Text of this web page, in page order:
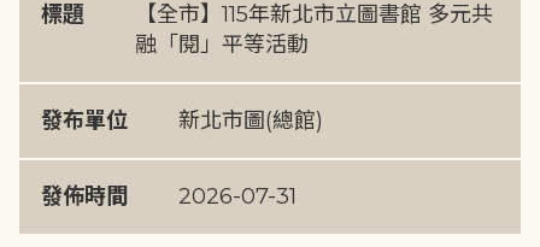
標題
【全市】115年新北市立圖書館 多元共
融「閱」平等活動
發布單位 新北市圖(總館)
發佈時間 2026-07-31